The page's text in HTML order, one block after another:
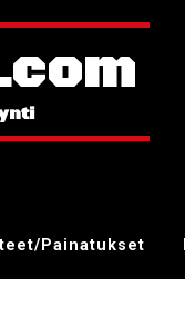
Painatukset